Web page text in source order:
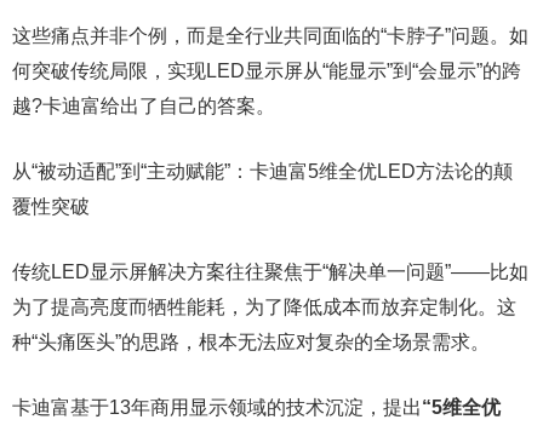
这些痛点并非个例，而是全行业共同面临的“卡脖子”问题。如
何突破传统局限，实现LED显示屏从“能显示”到“会显示”的跨
越?卡迪富给出了自己的答案。
从“被动适配”到“主动赋能”：卡迪富5维全优LED方法论的颠
覆性突破
传统LED显示屏解决方案往往聚焦于“解决单一问题”——比如
为了提高亮度而牺牲能耗，为了降低成本而放弃定制化。这
种“头痛医头”的思路，根本无法应对复杂的全场景需求。
卡迪富基于13年商用显示领域的技术沉淀，提出“5维全优